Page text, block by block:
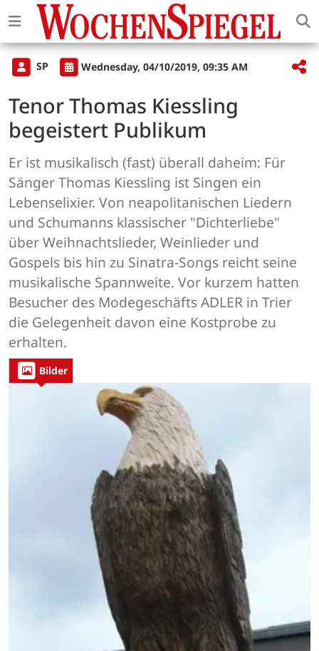
SP Wednesday, 04/10/2019, 09:35 AM
Tenor Thomas Kiessling
begeistert Publikum
Er ist musikalisch (fast) überall daheim: Für
Sänger Thomas Kiessling ist Singen ein
Lebenselixier. Von neapolitanischen Liedern
und Schumanns klassischer "Dichterliebe"
über Weihnachtslieder, Weinlieder und
Gospels bis hin zu Sinatra-Songs reicht seine
musikalische Spannweite. Vor kurzem hatten
Besucher des Modegeschäfts ADLER in Trier
die Gelegenheit davon eine Kostprobe zu
erhalten.
Bilder